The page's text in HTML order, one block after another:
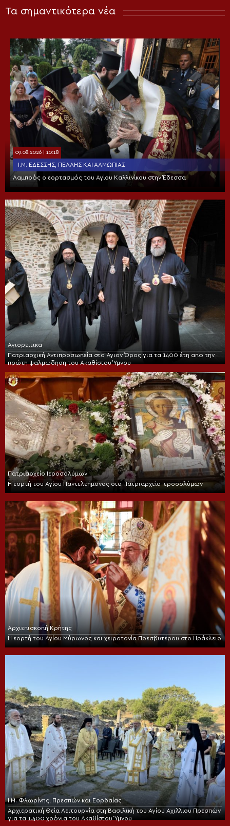
Τα σημαντικότερα νέα
09.08.2026 | 10:18
Ι.Μ. ΕΔΈΣΣΗΣ, ΠΈΛΛΗΣ ΚΑΙ ΑΛΜΩΠΊΑΣ
Λαμπρός ο εορτασμός του Αγίου Καλλινίκου στην Έδεσσα
Αγιορείτικα
Πατριαρχική Αντιπροσωπεία στο Άγιον Όρος για τα 1400 έτη από την
πρώτη ψαλμώδηση του Ακαθίστου Ύμνου
Πατριαρχείο Ιεροσολύμων
Η εορτή του Αγίου Παντελεήμονος στο Πατριαρχείο Ιεροσολύμων
Αρχιεπισκοπή Κρήτης
Η εορτή του Αγίου Μύρωνος και χειροτονία Πρεσβυτέρου στο Ηράκλειο
Ι.Μ. Φλωρίνης, Πρεσπών και Εορδαίας
Αρχιερατική Θεία Λειτουργία στη Βασιλική του Αγίου Αχιλλίου Πρεσπών
για τα 1.400 χρόνια του Ακαθίστου Ύμνου